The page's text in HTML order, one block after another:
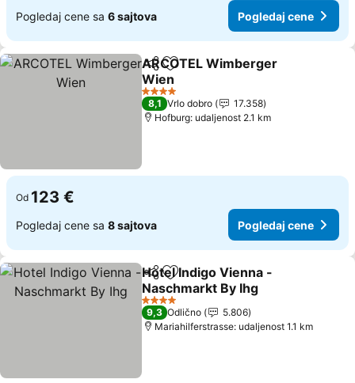
Pogledaj cene sa 6 sajtova Pogledaj cene
Deli Dodati u favorite
ARCOTEL Wimberger
Wien
4 Zvezdice
8,1 Vrlo dobro
17.358
Hofburg: udaljenost 2.1 km
Od 123 €
Pogledaj cene sa 8 sajtova Pogledaj cene
Deli Dodati u favorite
Hotel Indigo Vienna -
Naschmarkt By Ihg
4 Zvezdice
9,3 Odlično
5.806
Mariahilferstrasse: udaljenost 1.1 km